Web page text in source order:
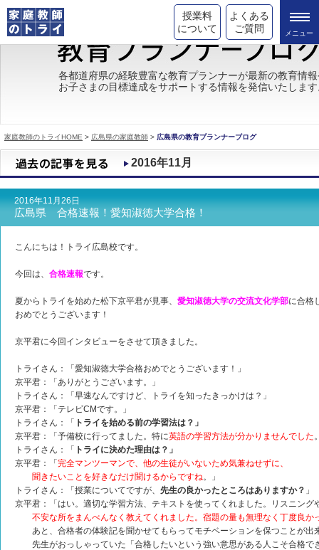
授業料
について
よくある
ご質問
トライの教育理念
成績が上がる理由
都道府県別情報
合格体験談
キャンペーン情報
各都道府県の経験豊富な教育プランナーが最新の教育情
お子さまの目標達成をサポートする情報を発信いたしま
家庭教師のトライHOME > 広島県の家庭教師 > 広島県の教育プランナーブログ
2016年11月
2016年11月26日
広島県 合格速報！愛知淑徳大学合格！
こんにちは！トライ広島校です。
今回は、 合格速報です。
夏からトライを始めた松下京平君が見事、 愛知淑徳大学の交流文化学部に合格
おめでとうございます！
京平君に今回インタビューをさせて頂きました。
トライさん：「愛知淑徳大学合格おめでとうございます！」
京平君：「ありがとうございます。」
トライさん：「早速なんですけど、トライを知ったきっかけは？」
京平君：「テレビCMです。」
トライさん：「
トライを始める前の学習法は？」
京平君：「予備校に行ってました。特に英語の学習方法が分かりませんでした
トライさん：「
トライに決めた理由は？」
京平君：「 完全マンツーマンで、他の生徒がいないため気兼ねせずに、
聞きたいことを好きなだけ聞けるからですね。」
トライさん：「授業についてですが、 先生の良かったところはありますか？ 」
京平君：「はい。適切な学習方法、テキストを使ってくれました。リスニング
不安な所をまんべんなく教えてくれました。宿題の量も無理なく丁度良か
あと、合格者の体験記を聞かせてもらってモチベーションを保つことが出
先生がおっしゃっていた「合格したいという強い意思がある人こそ合格で